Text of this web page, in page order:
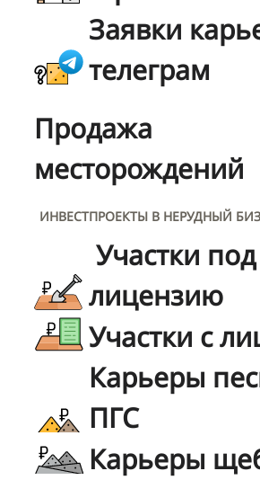
Заявки
телеграм
Продажа
месторождений
ИНВЕСТПРОЕКТЫ В НЕРУДНЫЙ
Участки под
лицензию
Участки с
Карьеры
ПГС
Карьеры